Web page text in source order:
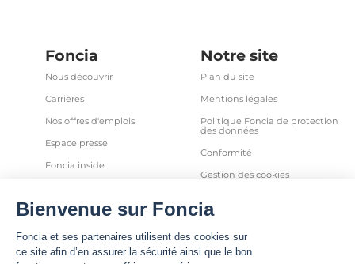
Foncia
Nous découvrir
Carrières
Nos offres d'emplois
Espace presse
Foncia inside
Partenaires
Notre site
Plan du site
Mentions légales
Politique Foncia de protection
des données
Conformité
Gestion des cookies
et autres traceurs
Déclaration d'accessibilité